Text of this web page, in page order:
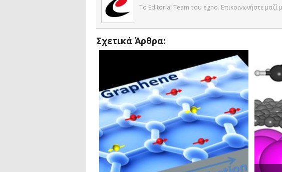
Το Editorial Team του egno. Επικοινωνήστε μαζί
Σχετικά Άρθρα: